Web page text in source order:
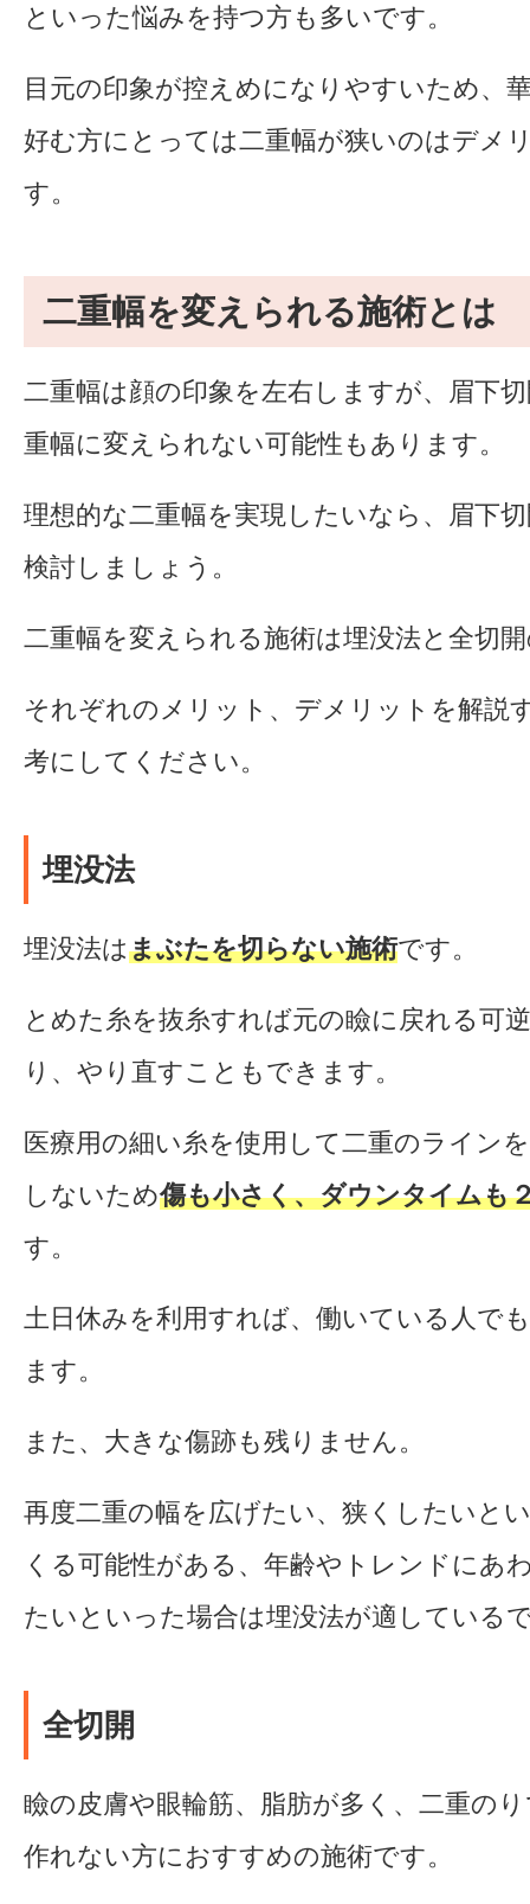
といった悩みを持つ方も多いです。
目元の印象が控えめになりやすいため、
好む方にとっては二重幅が狭いのはデメ
す。
二重幅を変えられる施術とは
二重幅は顔の印象を左右しますが、眉下
重幅に変えられない可能性もあります。
理想的な二重幅を実現したいなら、眉下
検討しましょう。
二重幅を変えられる施術は埋没法と全切
それぞれのメリット、デメリットを解説
考にしてください。
埋没法
埋没法はまぶたを切らない施術です。
とめた糸を抜糸すれば元の瞼に戻れる可
り、やり直すこともできます。
医療用の細い糸を使用して二重のライン
しないため傷も小さく、ダウンタイムも
す。
土日休みを利用すれば、働いている人で
ます。
また、大きな傷跡も残りません。
再度二重の幅を広げたい、狭くしたいと
くる可能性がある、年齢やトレンドにあ
たいといった場合は埋没法が適している
全切開
瞼の皮膚や眼輪筋、脂肪が多く、二重の
作れない方におすすめの施術です。